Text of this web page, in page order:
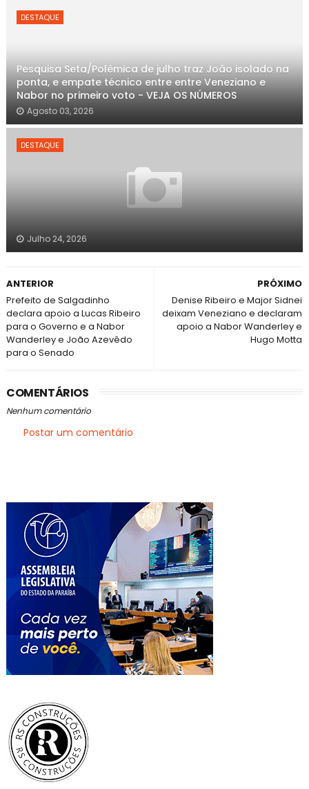
DESTAQUE
Pesquisa Seta/Polêmica de julho traz João isolado na
ponta, e empate técnico entre entre Veneziano e
Nabor no primeiro voto - VEJA OS NÚMEROS
Agosto 03, 2026
DESTAQUE
Julho 24, 2026
PRÓXIMO
Denise Ribeiro e Major Sidnei
deixam Veneziano e declaram
apoio a Nabor Wanderley e
Hugo Motta
ANTERIOR
Prefeito de Salgadinho
declara apoio a Lucas Ribeiro
para o Governo e a Nabor
Wanderley e João Azevêdo
para o Senado
COMENTÁRIOS
Nenhum comentário
Postar um comentário